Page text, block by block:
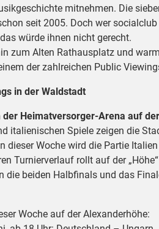
mitnehmen. Die
seit 2005. Doch wer
würde ihnen nicht gerecht.
zum Alten Rathausplatz und
der zahlreichen Public
in der Waldstadt
der Heimatversorger-Arena auf
italienischen Spiele zeigen die
dieser Woche wird die Partie
Turnierverlauf rollt auf der
die beiden Halbfinals und das
Woche auf der Alexanderhöhe: